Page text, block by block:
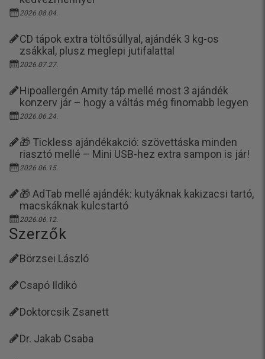
2026.08.04.
CD tápok extra töltősúllyal, ajándék 3 kg-os
zsákkal, plusz meglepi jutifalattal
2026.07.27.
Hipoallergén Amity táp mellé most 3 ajándék
konzerv jár – hogy a váltás még finomabb legyen
2026.06.24.
🎁 Tickless ajándékakció: szövettáska minden
riasztó mellé – Mini USB-hez extra sampon is jár!
2026.06.15.
🎁 AdTab mellé ajándék: kutyáknak kakizacsi tartó,
macskáknak kulcstartó
2026.06.12.
Szerzők
Börzsei László
Csapó Ildikó
Doktorcsik Zsanett
Dr. Jakab Csaba